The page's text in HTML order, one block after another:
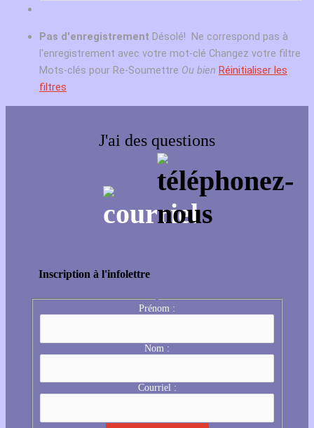
Pas d'enregistrement Désolé! Ne correspond pas à
l'enregistrement avec votre mot-clé Changez votre filtre
Mots-clés pour Re-Soumettre Ou bien Réinitialiser les
filtres
J'ai des questions
Inscription à l'infolettre
Prénom :
Nom :
Courriel :